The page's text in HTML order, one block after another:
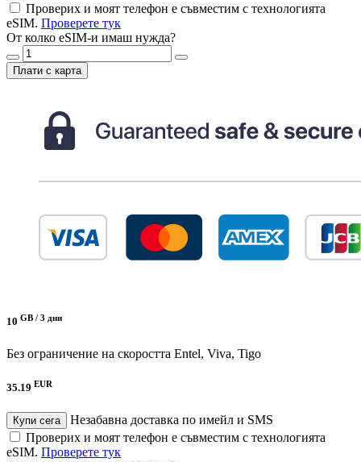
Проверих и моят телефон е съвместим с технологията
eSIM. Проверете тук
От колко eSIM-и имаш нужда?
Плати с карта
10 GB / 3 дни
Без ограничение на скоростта Entel, Viva, Tigo
35.19 EUR
Купи сега
Незабавна доставка по имейл и SMS
Проверих и моят телефон е съвместим с технологията
eSIM. Проверете тук